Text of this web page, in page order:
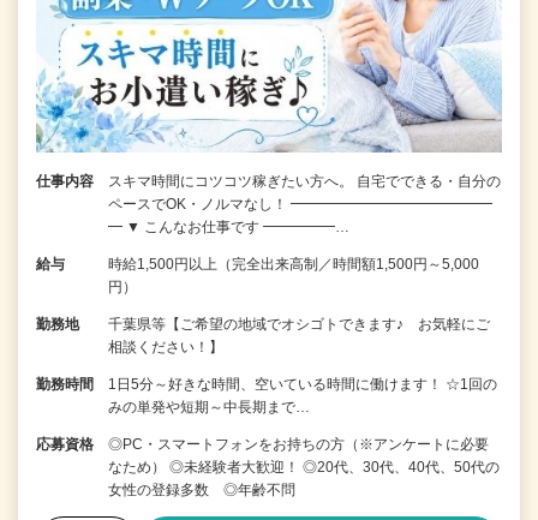
仕事内容
スキマ時間にコツコツ稼ぎたい方へ。 自宅でできる・自分の
ペースでOK・ノルマなし！ ━━━━━━━━━━━━━━
━ ▼ こんなお仕事です ━━━━━…
給与
時給1,500円以上（完全出来高制／時間額1,500円～5,000
円）
勤務地
千葉県等【ご希望の地域でオシゴトできます♪ お気軽にご
相談ください！】
勤務時間
1日5分～好きな時間、空いている時間に働けます！ ☆1回の
みの単発や短期～中長期まで…
応募資格
◎PC・スマートフォンをお持ちの方（※アンケートに必要
なため） ◎未経験者大歓迎！ ◎20代、30代、40代、50代の
女性の登録多数 ◎年齢不問